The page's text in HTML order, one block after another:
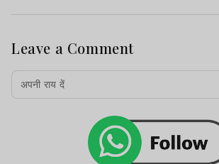
Leave a Comment